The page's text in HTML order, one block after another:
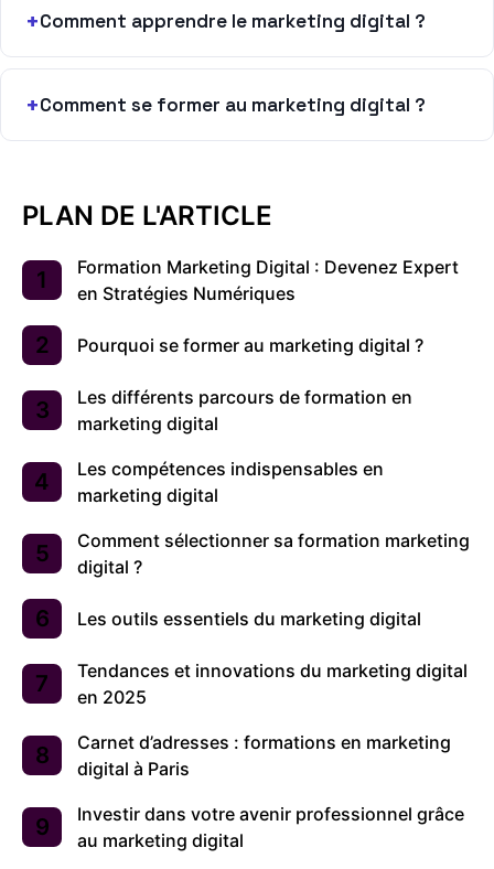
Comment apprendre le marketing digital ?
Comment se former au marketing digital ?
PLAN DE L'ARTICLE
Formation Marketing Digital : Devenez Expert
en Stratégies Numériques
Pourquoi se former au marketing digital ?
Les différents parcours de formation en
marketing digital
Les compétences indispensables en
marketing digital
Comment sélectionner sa formation marketing
digital ?
Les outils essentiels du marketing digital
Tendances et innovations du marketing digital
en 2025
Carnet d’adresses : formations en marketing
digital à Paris
Investir dans votre avenir professionnel grâce
au marketing digital